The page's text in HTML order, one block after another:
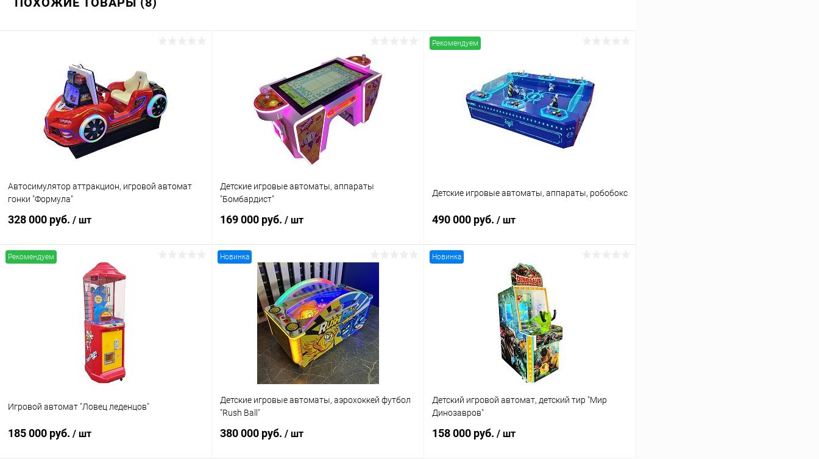
Автосимулятор аттракцион, игровой автомат
гонки "Формула"
328 000 руб. / шт
В корзину
Детские игровые автоматы, аппараты
"Бомбардист"
169 000 руб. / шт
В корзину
Купить в 1 клик Сравнение
В избранное В наличии
Рекомендуем
Детские игровые автоматы, аппараты, робобокс
490 000 руб. / шт
В корзину
Купить в 1 клик
В наличии
Рекомендуем
Игровой автомат "Ловец леденцов"
185 000 руб. / шт
Новинка
Детские игровые автоматы, аэрохоккей футбол
"Rush Ball"
380 000 руб. / шт
Новинка
Детский игровой автомат, детский тир "Мир
Динозавров"
158 000 руб. / шт